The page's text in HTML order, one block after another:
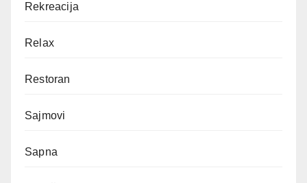
Rekreacija
Relax
Restoran
Sajmovi
Sapna